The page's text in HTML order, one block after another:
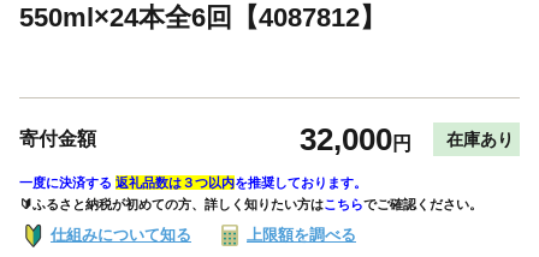
550ml×24本全6回【4087812】
寄付金額 32,000円 在庫あり
一度に決済する 返礼品数は３つ以内を推奨しております。
🔰ふるさと納税が初めての方、詳しく知りたい方はこちらでご確認ください。
仕組みについて知る 上限額を調べる